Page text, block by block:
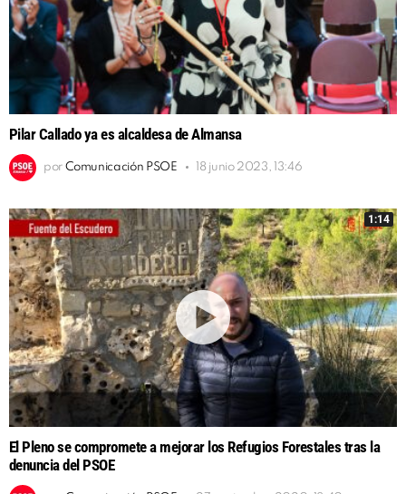
Pilar Callado ya es alcaldesa de Almansa
por Comunicación PSOE 18 junio 2023, 13:46
1:14
El Pleno se compromete a mejorar los Refugios Forestales tras la
denuncia del PSOE